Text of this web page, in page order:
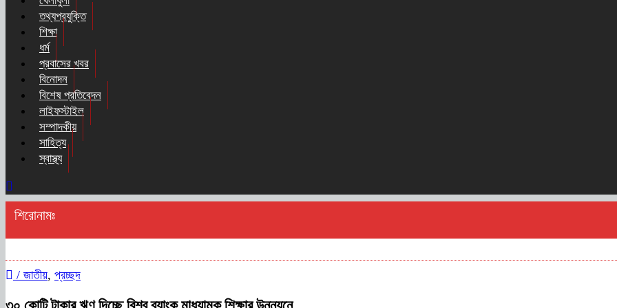
তথ্যপ্রযুক্তি
শিক্ষা
ধর্ম
প্রবাসের খবর
বিনোদন
বিশেষ প্রতিবেদন
লাইফস্টাইল
সম্পাদকীয়
সাহিত্য
স্বাস্থ্য
শিরোনামঃ
/ জাতীয়, প্রচ্ছদ